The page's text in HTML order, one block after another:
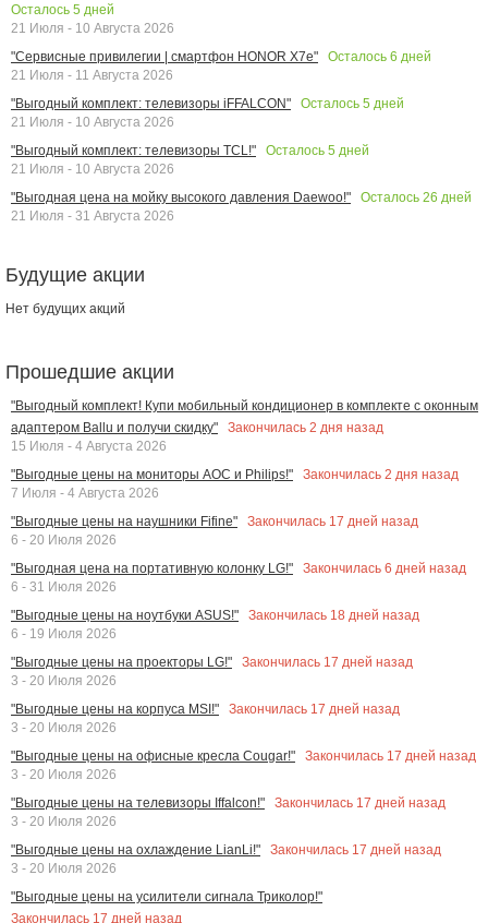
Осталось 5 дней
21 Июля - 10 Августа 2026
"Сервисные привилегии | смартфон HONOR X7e"
Осталось 6 дней
21 Июля - 11 Августа 2026
"Выгодный комплект: телевизоры iFFALCON"
Осталось 5 дней
21 Июля - 10 Августа 2026
"Выгодный комплект: телевизоры TCL!"
Осталось 5 дней
21 Июля - 10 Августа 2026
"Выгодная цена на мойку высокого давления Daewoo!"
Осталось 26 дней
21 Июля - 31 Августа 2026
Будущие акции
Нет будущих акций
Прошедшие акции
"Выгодный комплект! Купи мобильный кондиционер в комплекте с оконным
адаптером Ballu и получи скидку"
Закончилась 2 дня назад
15 Июля - 4 Августа 2026
"Выгодные цены на мониторы AOC и Philips!"
Закончилась 2 дня назад
7 Июля - 4 Августа 2026
"Выгодные цены на наушники Fifine"
Закончилась 17 дней назад
6 - 20 Июля 2026
"Выгодная цена на портативную колонку LG!"
Закончилась 6 дней назад
6 - 31 Июля 2026
"Выгодные цены на ноутбуки ASUS!"
Закончилась 18 дней назад
6 - 19 Июля 2026
"Выгодные цены на проекторы LG!"
Закончилась 17 дней назад
3 - 20 Июля 2026
"Выгодные цены на корпуса MSI!"
Закончилась 17 дней назад
3 - 20 Июля 2026
"Выгодные цены на офисные кресла Cougar!"
Закончилась 17 дней назад
3 - 20 Июля 2026
"Выгодные цены на телевизоры Iffalcon!"
Закончилась 17 дней назад
3 - 20 Июля 2026
"Выгодные цены на охлаждение LianLi!"
Закончилась 17 дней назад
3 - 20 Июля 2026
"Выгодные цены на усилители сигнала Триколор!"
Закончилась 17 дней назад